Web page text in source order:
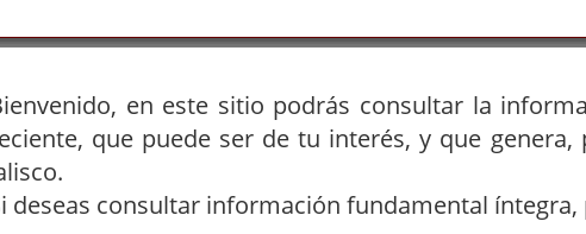
en este sitio podrás consultar la
que puede ser de tu interés, y que
deseas consultar información fundamental íntegra,